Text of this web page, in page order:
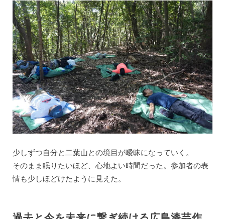
少しずつ自分と二葉山との境目が曖昧になっていく。
そのまま眠りたいほど、心地よい時間だった。参加者の表
情も少しほどけたように見えた。